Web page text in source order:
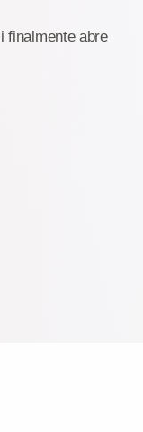
finalmente abre